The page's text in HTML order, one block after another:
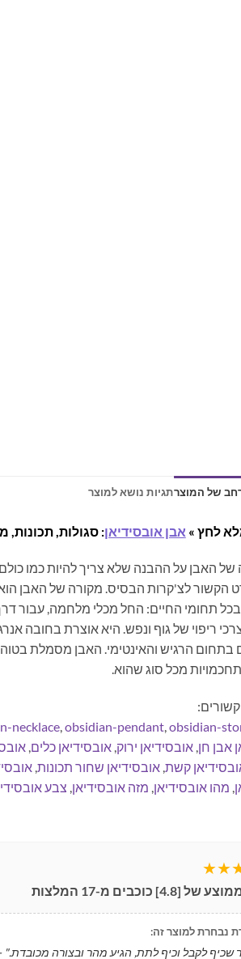
של המוצרתגיות נושא למוצר
לחץ » אבן אובסידיאן: סגולות, תכונות,
האבן על ההבנה שלא צריך להיות כמו כולם
הקשור לצ'קרות הבסיס. מקורה של האבן
תחומי החיים: החל מכלי מלחמה, עבור
ריפוי של גוף ונפש. היא אוצרת בחובה
בתחום הרגיש והאינטימי. האבן מסמלת
מכל סוג שהוא.
necklace,obsidian-pendant,obsidian-
אבן חן,אובסידיאן ירוק,אובסידיאן כלים,
קשת,אובסידיאן שחור תכונות,
, מהו אובסידיאן, מזה אובסידיאן, צבע
ממוצע של [4.8] כוכבים מ-17 המלצות
נבחרת למוצר זה:
שכיף לקבל וכיף לתת, הגיע מהר ובצורה